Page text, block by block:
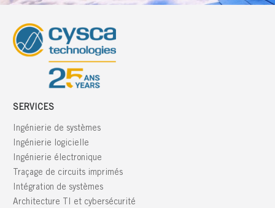
SERVICES
Ingénierie de systèmes
Ingénierie logicielle
Ingénierie électronique
Traçage de circuits imprimés
Intégration de systèmes
Architecture TI et cybersécurité